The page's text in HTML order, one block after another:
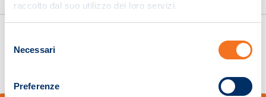
raccolto dal suo utilizzo dei loro servizi.
delNecessari
Preferenze